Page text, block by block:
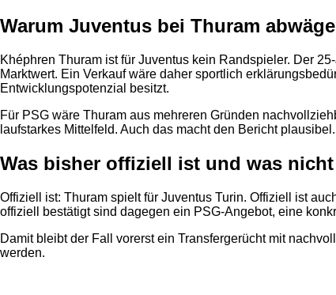
Warum Juventus bei Thuram
Khéphren Thuram ist für Juventus kein Randspieler. Der
Marktwert. Ein Verkauf wäre daher sportlich
Entwicklungspotenzial besitzt.
Für PSG wäre Thuram aus mehreren Gründen
laufstarkes Mittelfeld. Auch das macht den Bericht
Was bisher offiziell ist und was nicht
Offiziell ist: Thuram spielt für Juventus Turin. Offiziell ist
offiziell bestätigt sind dagegen ein PSG-Angebot, eine
Damit bleibt der Fall vorerst ein Transfergerücht mit
werden.